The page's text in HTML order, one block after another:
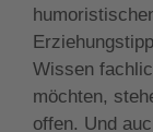
Wissen
möchten,
offen. Und